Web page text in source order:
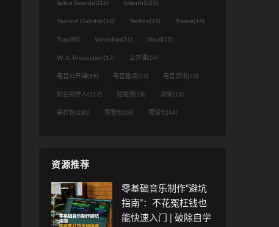
Splice Sounds(216) Sylenth1(25)
Tearout Dubstep(10) Techno(25) Trance(16)
Trap(80) Vandalism(31) Vocal (13)
W. A. Production(17) 公开课(59)
电音公开课(59) 电音盘点(37) 电音资讯(32)
知名制作人(112) 短视频 (18) 讲师(13)
采样包(230) 预置包(18) 预设包(44)
资源推荐
零基础音乐制作“避坑
指南”：不花冤枉钱也
能快速入门 | 破除自学